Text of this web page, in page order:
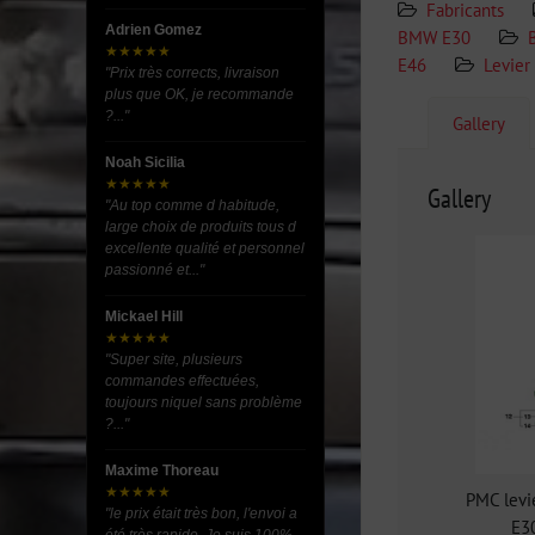
Fabricants
BMW E30
E46
Levier
Gallery
Gallery
PMC
Adrien Gomez
★★★★★
"Prix très corrects, livraison
plus que OK, je recommande
?..."
Noah Sicilia
★★★★★
"Au top comme d habitude,
large choix de produits tous d
excellente qualité et personnel
passionné et..."
Mickael Hill
★★★★★
"Super site, plusieurs
commandes effectuées,
toujours niquel sans problème
?..."
Maxime Thoreau
★★★★★
"le prix était très bon, l'envoi a